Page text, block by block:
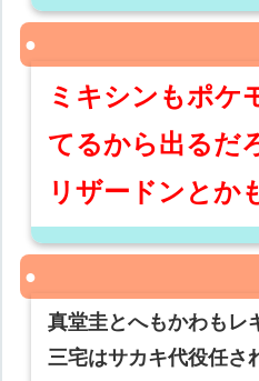
ミキシンもポケ
てるから出るだ
リザードンとか
真堂圭とへもかわもレ
三宅はサカキ代役任さ